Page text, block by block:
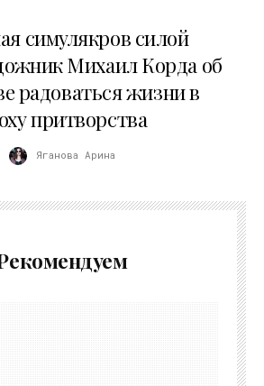
симулякров силой
Михаил Корда об
радоваться жизни в
притворства
Яганова Арина